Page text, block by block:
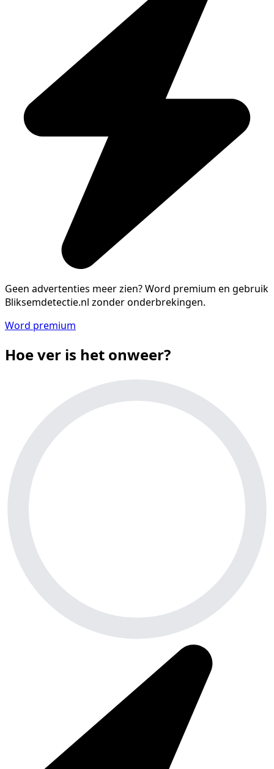
Geen advertenties meer zien?Word premium en gebruik
Bliksemdetectie.nl zonder onderbrekingen.
Word premium
Hoe ver is het onweer?